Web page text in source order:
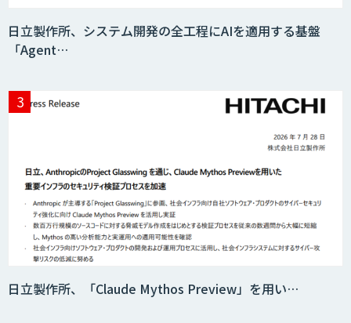
ニーズを理解する対話型AIエージェント
Web接客を進化させる対話型AIエージェ
ント「AI’mON for WEB」
AIエージェント構築支援サービス
日立製作所、システム開発の全工程にAIを適用する基盤
「Agent…
日立製作所、「Claude Mythos Preview」を用い…